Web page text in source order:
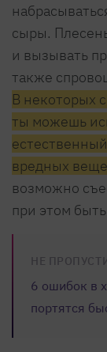
сыры.
и вызывать
также
В некоторых
ты можешь
вредных
возможно
при этом
НЕ
6 ошибок в
портятся